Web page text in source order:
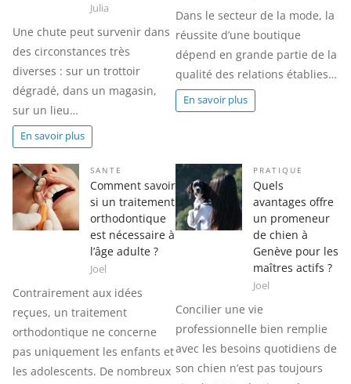
Julia
Une chute peut survenir dans
des circonstances très
diverses : sur un trottoir
dégradé, dans un magasin,
sur un lieu…
En savoir plus
Dans le secteur de la mode, la
réussite d’une boutique
dépend en grande partie de la
qualité des relations établies…
En savoir plus
SANTE
Comment savoir
si un traitement
orthodontique
est nécessaire à
l’âge adulte ?
Joel
Contrairement aux idées
reçues, un traitement
orthodontique ne concerne
pas uniquement les enfants et
les adolescents. De nombreux
PRATIQUE
Quels
avantages offre
un promeneur
de chien à
Genève pour les
maîtres actifs ?
Joel
Concilier une vie
professionnelle bien remplie
avec les besoins quotidiens de
son chien n’est pas toujours